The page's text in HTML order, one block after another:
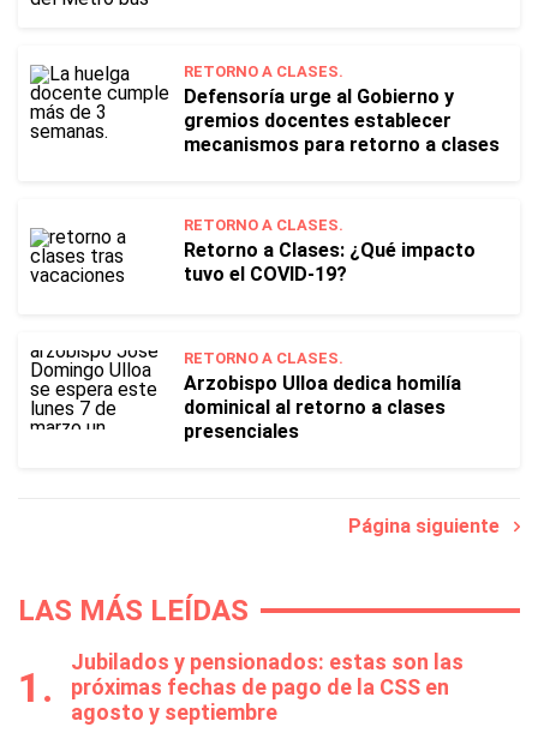
RETORNO A CLASES.
Defensoría urge al Gobierno y
gremios docentes establecer
mecanismos para retorno a clases
RETORNO A CLASES.
Retorno a Clases: ¿Qué impacto
tuvo el COVID-19?
RETORNO A CLASES.
Arzobispo Ulloa dedica homilía
dominical al retorno a clases
presenciales
Página siguiente
LAS MÁS LEÍDAS
Jubilados y pensionados: estas son las
próximas fechas de pago de la CSS en
agosto y septiembre